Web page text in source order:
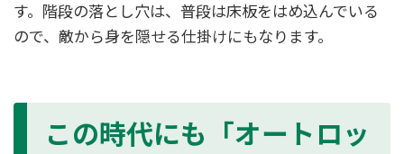
す。階段の落とし穴は、普段は床板をはめ込んでいる
ので、敵から身を隠せる仕掛けにもなります。
この時代にも「オートロッ